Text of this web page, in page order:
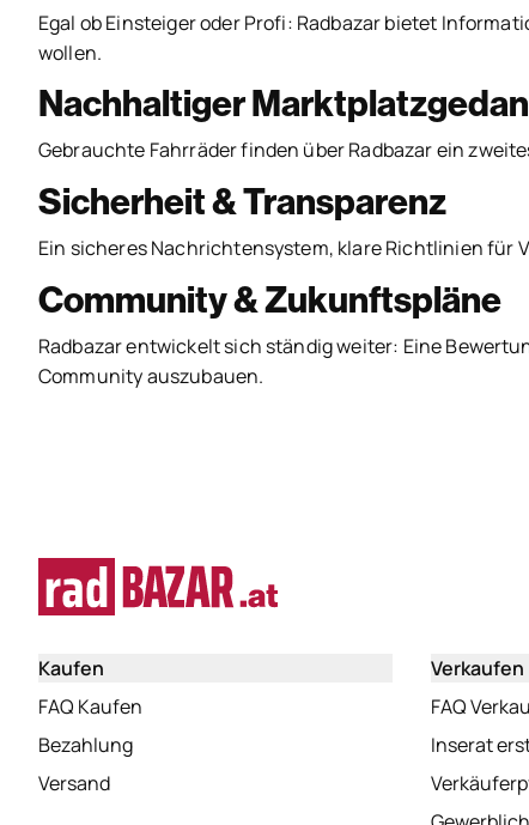
Egal ob Einsteiger oder Profi: Radbazar bietet
wollen.
Nachhaltiger
Gebrauchte Fahrräder finden über Radbazar ein
Sicherheit & Transparenz
Ein sicheres Nachrichtensystem, klare Richtlinien
Community & Zukunftspläne
Radbazar entwickelt sich ständig weiter: Eine
Community auszubauen.
Kaufen
FAQ Kaufen
Bezahlung(öffnet in neuem Tab)
Versand(öffnet in neuem Tab)
Verkaufen
FAQ
Inserat